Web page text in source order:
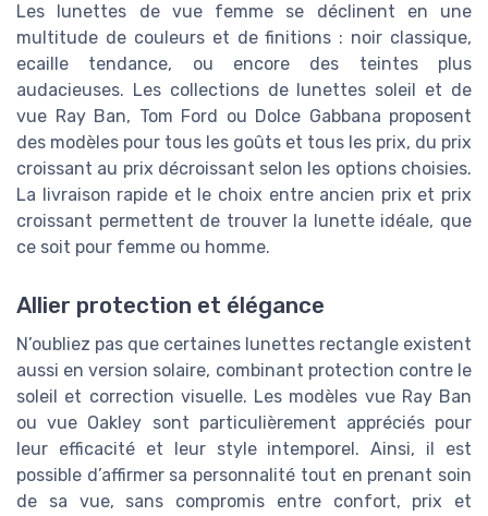
Les lunettes de vue femme se déclinent en une
multitude de couleurs et de finitions : noir classique,
ecaille tendance, ou encore des teintes plus
audacieuses. Les collections de lunettes soleil et de
vue Ray Ban, Tom Ford ou Dolce Gabbana proposent
des modèles pour tous les goûts et tous les prix, du prix
croissant au prix décroissant selon les options choisies.
La livraison rapide et le choix entre ancien prix et prix
croissant permettent de trouver la lunette idéale, que
ce soit pour femme ou homme.
Allier protection et élégance
N’oubliez pas que certaines lunettes rectangle existent
aussi en version solaire, combinant protection contre le
soleil et correction visuelle. Les modèles vue Ray Ban
ou vue Oakley sont particulièrement appréciés pour
leur efficacité et leur style intemporel. Ainsi, il est
possible d’affirmer sa personnalité tout en prenant soin
de sa vue, sans compromis entre confort, prix et